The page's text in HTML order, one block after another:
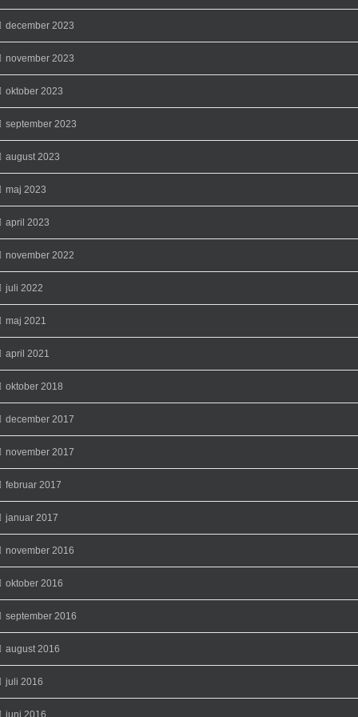
december 2023
november 2023
oktober 2023
september 2023
august 2023
maj 2023
april 2023
november 2022
juli 2022
maj 2021
april 2021
oktober 2018
december 2017
november 2017
februar 2017
januar 2017
november 2016
oktober 2016
september 2016
august 2016
juli 2016
juni 2016